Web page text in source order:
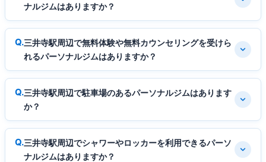
ナルジムはありますか？
三井寺駅周辺で無料体験や無料カウンセリングを受けら
れるパーソナルジムはありますか？
三井寺駅周辺で駐車場のあるパーソナルジムはあります
か？
三井寺駅周辺でシャワーやロッカーを利用できるパーソ
ナルジムはありますか？